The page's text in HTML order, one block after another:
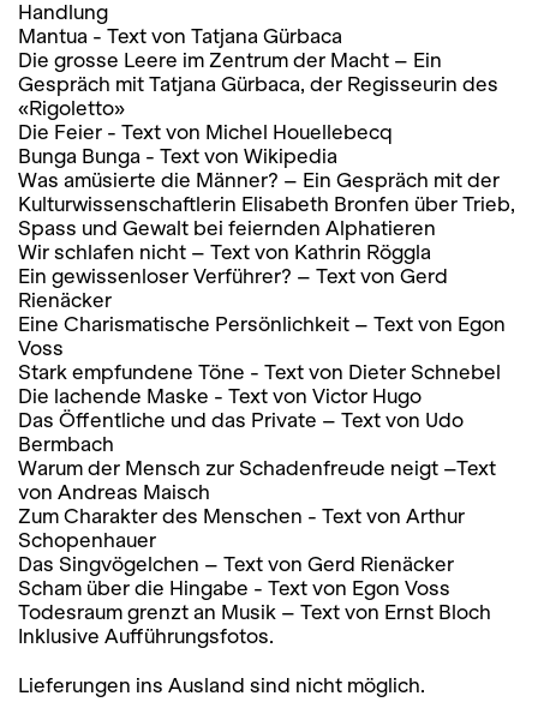
Handlung
Mantua - Text von Tatjana Gürbaca
Die grosse Leere im Zentrum der Macht – Ein
Gespräch mit Tatjana Gürbaca, der Regisseurin des
«Rigoletto»
Die Feier - Text von Michel Houellebecq
Bunga Bunga - Text von Wikipedia
Was amüsierte die Männer? – Ein Gespräch mit der
Kulturwissenschaftlerin Elisabeth Bronfen über Trieb,
Spass und Gewalt bei feiernden Alphatieren
Wir schlafen nicht – Text von Kathrin Röggla
Ein gewissenloser Verführer? – Text von Gerd
Rienäcker
Eine Charismatische Persönlichkeit – Text von Egon
Voss
Stark empfundene Töne - Text von Dieter Schnebel
Die lachende Maske - Text von Victor Hugo
Das Öffentliche und das Private – Text von Udo
Bermbach
Warum der Mensch zur Schadenfreude neigt –Text
von Andreas Maisch
Zum Charakter des Menschen - Text von Arthur
Schopenhauer
Das Singvögelchen – Text von Gerd Rienäcker
Scham über die Hingabe - Text von Egon Voss
Todesraum grenzt an Musik – Text von Ernst Bloch
Inklusive Aufführungsfotos.
Lieferungen ins Ausland sind nicht möglich.